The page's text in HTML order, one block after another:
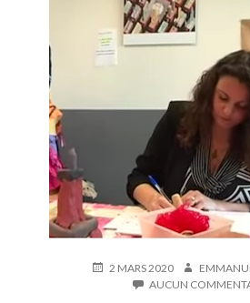
PUBLIÉ2 MARS 2020 AUTEUR
AUCUN